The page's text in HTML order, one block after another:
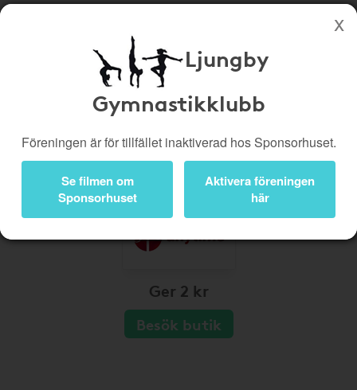
Köp genom denna sida stöttar Ljungby Gymnastikklubb
Butiker
Biobiljetter
Bli medlem
Logga in
Ljungby
Gymnastikklubb
Föreningen är för tillfället inaktiverad hos Sponsorhuset.
Se filmen om
Sponsorhuset
Aktivera föreningen
här
Ger 2 kr
Besök butik